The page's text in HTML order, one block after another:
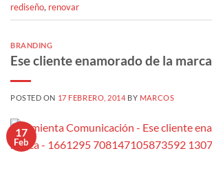
rediseño, renovar
BRANDING
Ese cliente enamorado de la marca
POSTED ON 17 FEBRERO, 2014 BY MARCOS
17
Feb